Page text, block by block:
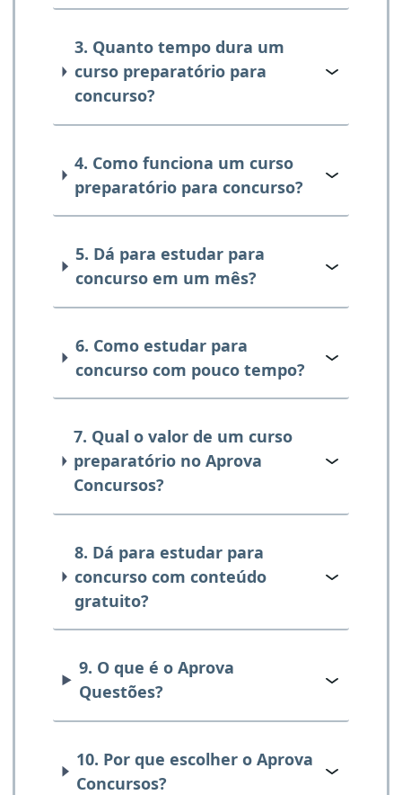
3. Quanto tempo dura um
curso preparatório para
concurso?
4. Como funciona um curso
preparatório para concurso?
5. Dá para estudar para
concurso em um mês?
6. Como estudar para
concurso com pouco tempo?
7. Qual o valor de um curso
preparatório no Aprova
Concursos?
8. Dá para estudar para
concurso com conteúdo
gratuito?
9. O que é o Aprova
Questões?
10. Por que escolher o Aprova
Concursos?